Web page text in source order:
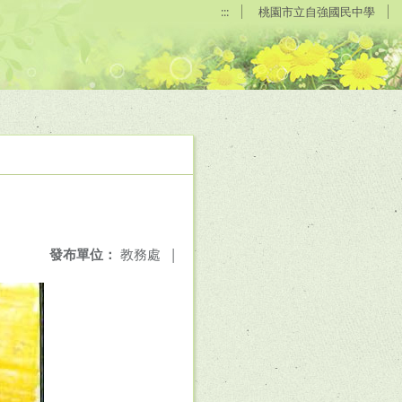
::: 桃園市立自強國民中學
發布單位： 教務處 |